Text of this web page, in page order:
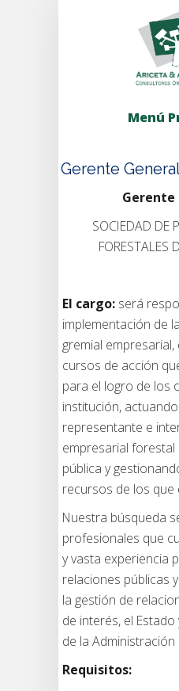
Menú
Gerente
Gerente
SOCIEDAD DE
FORESTALES
El cargo: será
implementación de
gremial
cursos de acción
para el logro de los
institución,
representante e
empresarial
pública y
recursos de los que
Nuestra búsqueda
profesionales que
y vasta experiencia
relaciones públicas
la gestión de
de interés, el
de la Administración
Requisitos: